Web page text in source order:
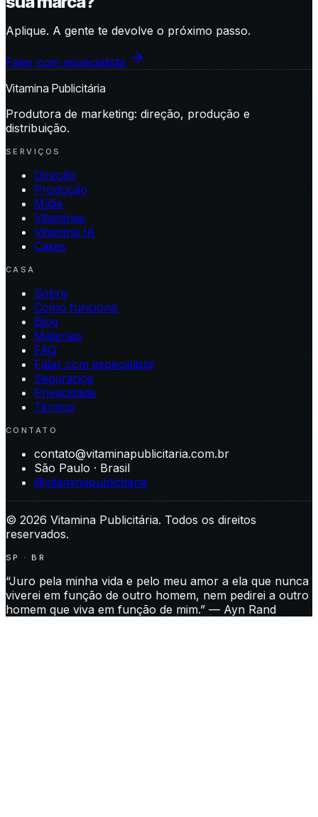
Aplique. A gente te devolve o próximo passo.
Falar com especialista
Vitamina Publicitária
Produtora de marketing: direção, produção e
distribuição.
SERVIÇOS
Direção
Produção
Mídia
Vitaminas
Vitamina IA
Cases
CASA
Sobre
Como funciona
Blog
Materiais
FAQ
Falar com especialista
Segurança
Privacidade
Termos
CONTATO
contato@vitaminapublicitaria.com.br
São Paulo · Brasil
@vitaminapublicitaria
© 2026 Vitamina Publicitária. Todos os direitos
reservados.
SP · BR
“Juro pela minha vida e pelo meu amor a ela que nunca
viverei em função de outro homem, nem pedirei a outro
homem que viva em função de mim.” — Ayn Rand